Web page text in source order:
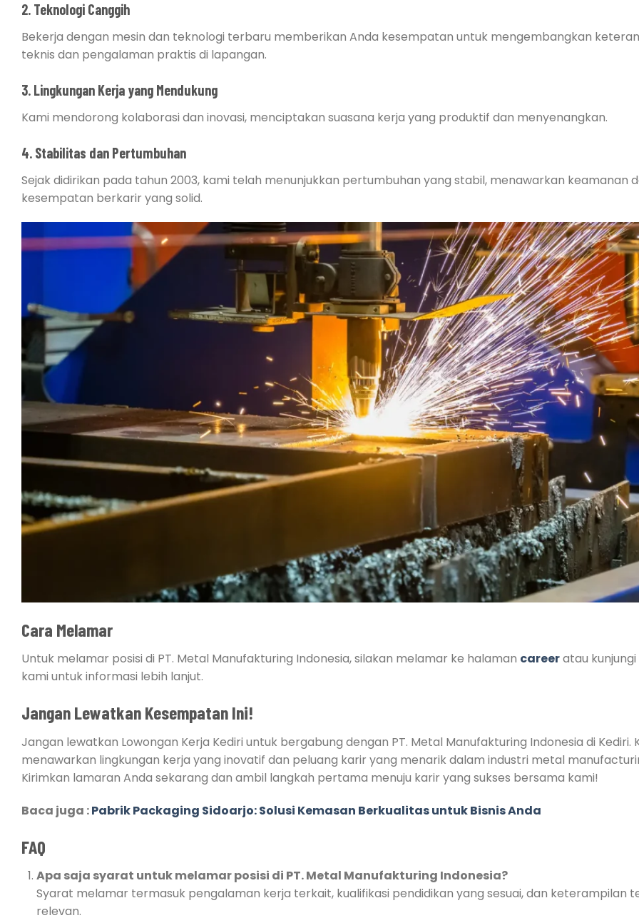
2. Teknologi Canggih
Bekerja dengan mesin dan teknologi terbaru memberikan Anda kesempatan untuk mengembangkan
teknis dan pengalaman praktis di lapangan.
3. Lingkungan Kerja yang Mendukung
Kami mendorong kolaborasi dan inovasi, menciptakan suasana kerja yang produktif dan menyenangkan.
4. Stabilitas dan Pertumbuhan
Sejak didirikan pada tahun 2003, kami telah menunjukkan pertumbuhan yang stabil, menawarkan keamanan
kesempatan berkarir yang solid.
Cara Melamar
Untuk melamar posisi di PT. Metal Manufakturing Indonesia, silakan melamar ke halaman careeratau
kami untuk informasi lebih lanjut.
Jangan Lewatkan Kesempatan Ini!
Jangan lewatkan Lowongan Kerja Kediri untuk bergabung dengan PT. Metal Manufakturing Indonesia di Kediri.
menawarkan lingkungan kerja yang inovatif dan peluang karir yang menarik dalam industri metal
Kirimkan lamaran Anda sekarang dan ambil langkah pertama menuju karir yang sukses bersama kami!
Baca juga :Pabrik Packaging Sidoarjo: Solusi Kemasan Berkualitas untuk Bisnis Anda
FAQ
Apa saja syarat untuk melamar posisi di PT. Metal Manufakturing Indonesia?
Syarat melamar termasuk pengalaman kerja terkait, kualifikasi pendidikan yang sesuai, dan keterampilan
relevan.